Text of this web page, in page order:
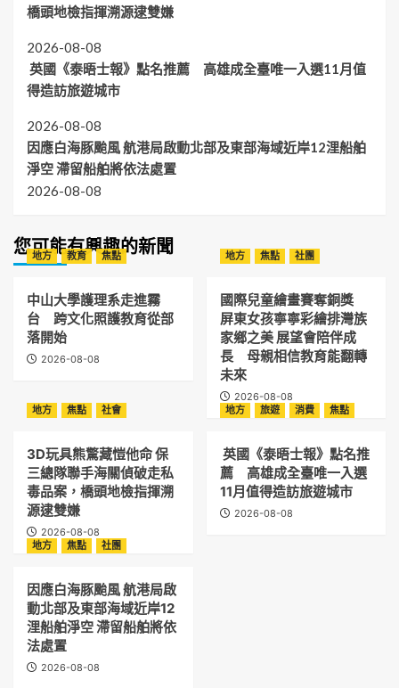
橋頭地檢指揮溯源逮雙嫌
2026-08-08
英國《泰晤士報》點名推薦 高雄成全臺唯一入選11月值
得造訪旅遊城市
2026-08-08
因應白海豚颱風 航港局啟動北部及東部海域近岸12浬船舶
淨空 滯留船舶將依法處置
2026-08-08
您可能有興趣的新聞
地方 教育 焦點
中山大學護理系走進霧
台 跨文化照護教育從部
落開始
2026-08-08
地方 焦點 社團
國際兒童繪畫賽奪銅獎
屏東女孩寧寧彩繪排灣族
家鄉之美 展望會陪伴成
長 母親相信教育能翻轉
未來
2026-08-08
地方
焦點 社會
3D玩具熊驚藏愷他命 保
三總隊聯手海關偵破走私
毒品案，橋頭地檢指揮溯
源逮雙嫌
2026-08-08
地方 旅遊 消費 焦點
英國《泰晤士報》點名推
薦 高雄成全臺唯一入選
11月值得造訪旅遊城市
2026-08-08
地方 焦點 社團
因應白海豚颱風 航港局啟
動北部及東部海域近岸12
浬船舶淨空 滯留船舶將依
法處置
2026-08-08